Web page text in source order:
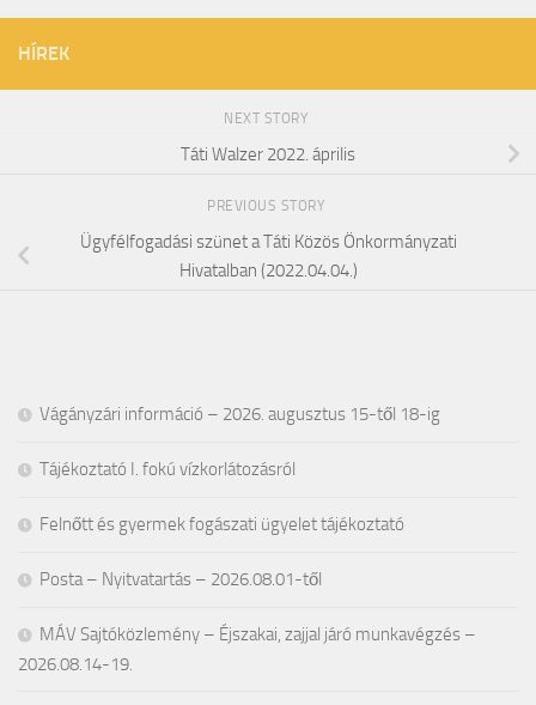
HÍREK
NEXT STORY
Táti Walzer 2022. április
PREVIOUS STORY
Ügyfélfogadási szünet a Táti Közös Önkormányzati
Hivatalban (2022.04.04.)
Vágányzári információ – 2026. augusztus 15-től 18-ig
Tájékoztató I. fokú vízkorlátozásról
Felnőtt és gyermek fogászati ügyelet tájékoztató
Posta – Nyitvatartás – 2026.08.01-től
MÁV Sajtóközlemény – Éjszakai, zajjal járó munkavégzés –
2026.08.14-19.